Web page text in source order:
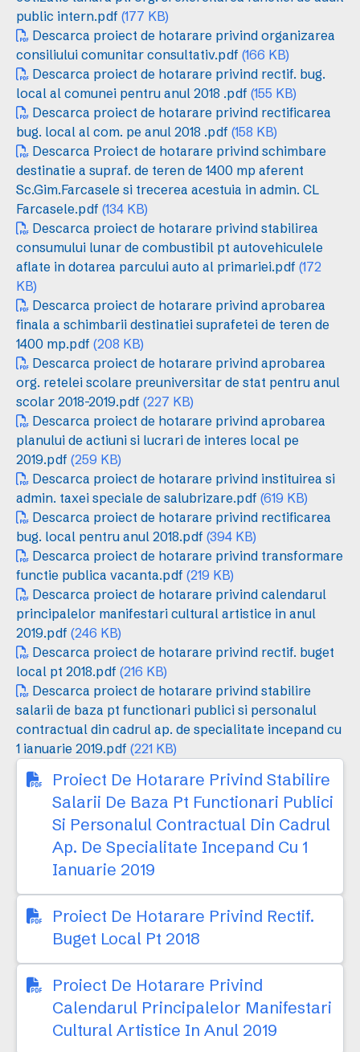
public intern.pdf (177 KB)
Descarca proiect de hotarare privind organizarea
consiliului comunitar consultativ.pdf (166 KB)
Descarca proiect de hotarare privind rectif. bug.
local al comunei pentru anul 2018 .pdf (155 KB)
Descarca proiect de hotarare privind rectificarea
bug. local al com. pe anul 2018 .pdf (158 KB)
Descarca Proiect de hotarare privind schimbare
destinatie a supraf. de teren de 1400 mp aferent
Sc.Gim.Farcasele si trecerea acestuia in admin. CL
Farcasele.pdf (134 KB)
Descarca proiect de hotarare privind stabilirea
consumului lunar de combustibil pt autovehiculele
aflate in dotarea parcului auto al primariei.pdf (172
KB)
Descarca proiect de hotarare privind aprobarea
finala a schimbarii destinatiei suprafetei de teren de
1400 mp.pdf (208 KB)
Descarca proiect de hotarare privind aprobarea
org. retelei scolare preuniversitar de stat pentru anul
scolar 2018-2019.pdf (227 KB)
Descarca proiect de hotarare privind aprobarea
planului de actiuni si lucrari de interes local pe
2019.pdf (259 KB)
Descarca proiect de hotarare privind instituirea si
admin. taxei speciale de salubrizare.pdf (619 KB)
Descarca proiect de hotarare privind rectificarea
bug. local pentru anul 2018.pdf (394 KB)
Descarca proiect de hotarare privind transformare
functie publica vacanta.pdf (219 KB)
Descarca proiect de hotarare privind calendarul
principalelor manifestari cultural artistice in anul
2019.pdf (246 KB)
Descarca proiect de hotarare privind rectif. buget
local pt 2018.pdf (216 KB)
Descarca proiect de hotarare privind stabilire
salarii de baza pt functionari publici si personalul
contractual din cadrul ap. de specialitate incepand cu
1 ianuarie 2019.pdf (221 KB)
Proiect De Hotarare Privind Stabilire
Salarii De Baza Pt Functionari Publici
Si Personalul Contractual Din Cadrul
Ap. De Specialitate Incepand Cu 1
Ianuarie 2019
Proiect De Hotarare Privind Rectif.
Buget Local Pt 2018
Proiect De Hotarare Privind
Calendarul Principalelor Manifestari
Cultural Artistice In Anul 2019